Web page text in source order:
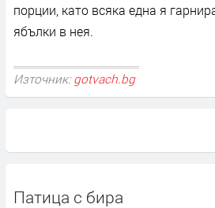
порции, като всяка една я
ябълки в нея.
Източник: gotvach.bg
Патица с бира